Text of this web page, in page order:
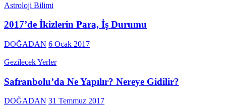
Astroloji Bilimi
2017’de İkizlerin Para, İş Durumu
DOĞADAN 6 Ocak 2017
Gezilecek Yerler
Safranbolu’da Ne Yapılır? Nereye Gidilir?
DOĞADAN 31 Temmuz 2017